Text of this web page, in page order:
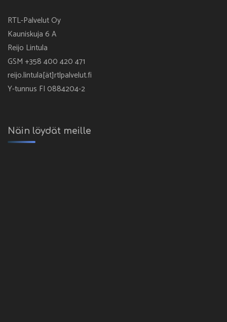
RTL-Palvelut Oy
Kauniskuja 6 A
Reijo Lintula
GSM +358 400 420 471
reijo.lintula[ät]rtlpalvelut.fi
Y-tunnus FI 0884204-2
Näin löydät meille